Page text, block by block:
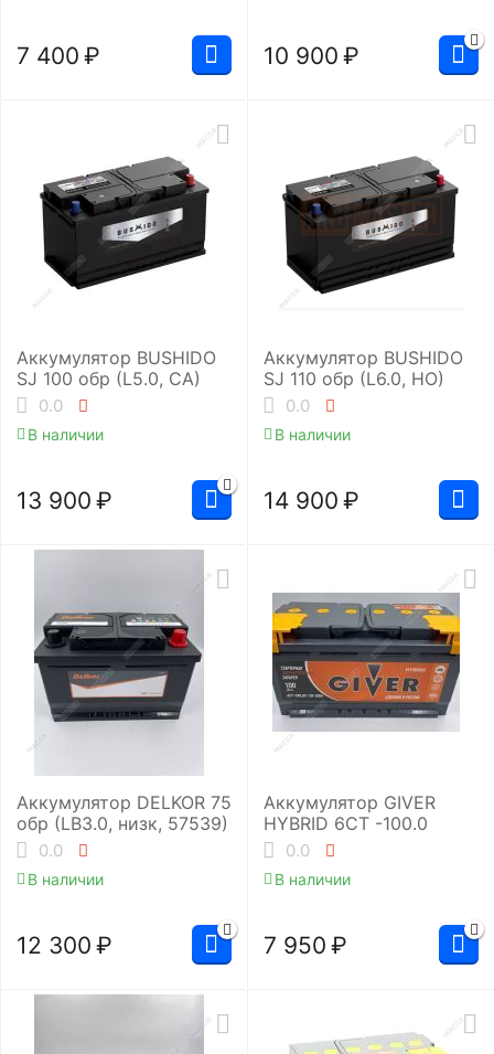
7 400 ₽ 10 900 ₽
Аккумулятор BUSHIDO
SJ 100 обр (L5.0, CA)
0.0
В наличии
13 900 ₽
Аккумулятор BUSHIDO
SJ 110 обр (L6.0, HO)
0.0
В наличии
14 900 ₽
Аккумулятор DELKOR 75
обр (LB3.0, низк, 57539)
0.0
В наличии
12 300 ₽
Аккумулятор GIVER
HYBRID 6CT -100.0
0.0
В наличии
7 950 ₽